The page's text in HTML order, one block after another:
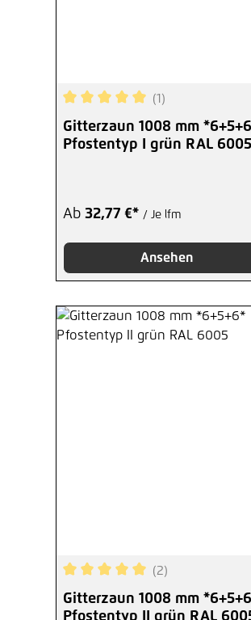
Durchschnittliche Bewertung
(1)
Gitterzaun 1008 mm
Pfostentyp I grün RAL 6005
Ab 32,77 €* / Je lfm
Ansehen
Durchschnittliche Bewertung
(2)
Gitterzaun 1008 mm
Pfostentyp II grün RAL